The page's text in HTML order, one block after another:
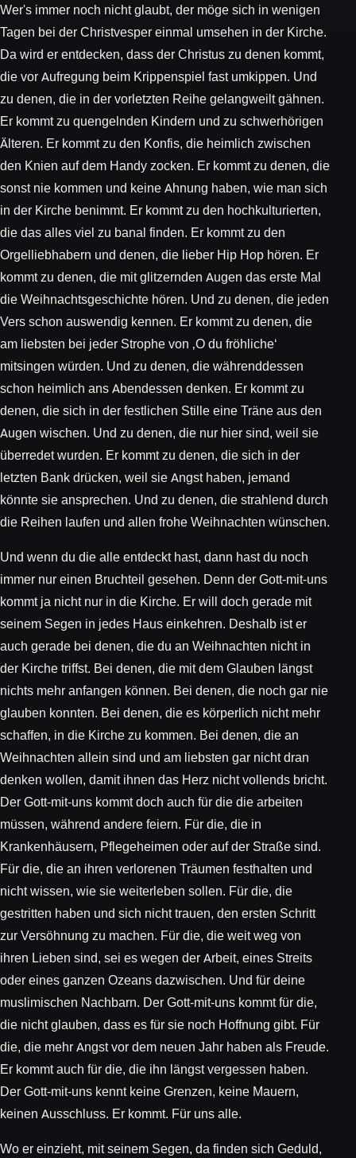
Wer's immer noch nicht glaubt, der möge sich in wenigen
Tagen bei der Christvesper einmal umsehen in der Kirche.
Da wird er entdecken, dass der Christus zu denen kommt,
die vor Aufregung beim Krippenspiel fast umkippen. Und
zu denen, die in der vorletzten Reihe gelangweilt gähnen.
Er kommt zu quengelnden Kindern und zu schwerhörigen
Älteren. Er kommt zu den Konfis, die heimlich zwischen
den Knien auf dem Handy zocken. Er kommt zu denen, die
sonst nie kommen und keine Ahnung haben, wie man sich
in der Kirche benimmt. Er kommt zu den hochkulturierten,
die das alles viel zu banal finden. Er kommt zu den
Orgelliebhabern und denen, die lieber Hip Hop hören. Er
kommt zu denen, die mit glitzernden Augen das erste Mal
die Weihnachtsgeschichte hören. Und zu denen, die jeden
Vers schon auswendig kennen. Er kommt zu denen, die
am liebsten bei jeder Strophe von ‚O du fröhliche‘
mitsingen würden. Und zu denen, die währenddessen
schon heimlich ans Abendessen denken. Er kommt zu
denen, die sich in der festlichen Stille eine Träne aus den
Augen wischen. Und zu denen, die nur hier sind, weil sie
überredet wurden. Er kommt zu denen, die sich in der
letzten Bank drücken, weil sie Angst haben, jemand
könnte sie ansprechen. Und zu denen, die strahlend durch
die Reihen laufen und allen frohe Weihnachten wünschen.
Und wenn du die alle entdeckt hast, dann hast du noch
immer nur einen Bruchteil gesehen. Denn der Gott-mit-uns
kommt ja nicht nur in die Kirche. Er will doch gerade mit
seinem Segen in jedes Haus einkehren. Deshalb ist er
auch gerade bei denen, die du an Weihnachten nicht in
der Kirche triffst. Bei denen, die mit dem Glauben längst
nichts mehr anfangen können. Bei denen, die noch gar nie
glauben konnten. Bei denen, die es körperlich nicht mehr
schaffen, in die Kirche zu kommen. Bei denen, die an
Weihnachten allein sind und am liebsten gar nicht dran
denken wollen, damit ihnen das Herz nicht vollends bricht.
Der Gott-mit-uns kommt doch auch für die die arbeiten
müssen, während andere feiern. Für die, die in
Krankenhäusern, Pflegeheimen oder auf der Straße sind.
Für die, die an ihren verlorenen Träumen festhalten und
nicht wissen, wie sie weiterleben sollen. Für die, die
gestritten haben und sich nicht trauen, den ersten Schritt
zur Versöhnung zu machen. Für die, die weit weg von
ihren Lieben sind, sei es wegen der Arbeit, eines Streits
oder eines ganzen Ozeans dazwischen. Und für deine
muslimischen Nachbarn. Der Gott-mit-uns kommt für die,
die nicht glauben, dass es für sie noch Hoffnung gibt. Für
die, die mehr Angst vor dem neuen Jahr haben als Freude.
Er kommt auch für die, die ihn längst vergessen haben.
Der Gott-mit-uns kennt keine Grenzen, keine Mauern,
keinen Ausschluss. Er kommt. Für uns alle.
Wo er einzieht, mit seinem Segen, da finden sich Geduld,